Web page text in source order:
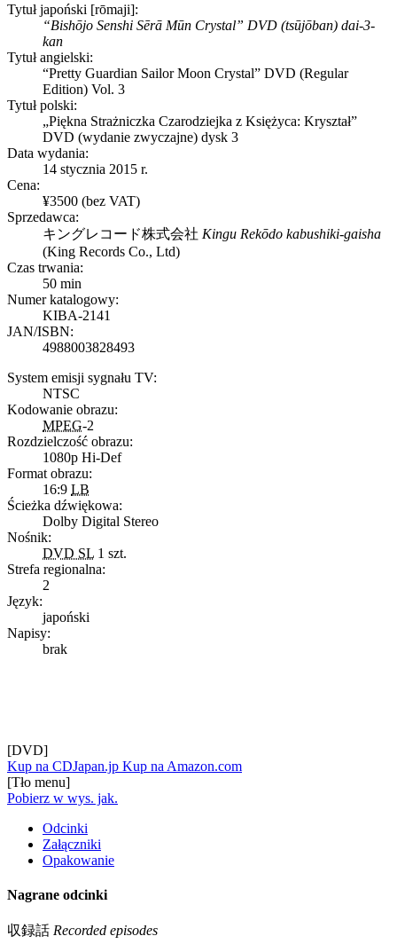
Tytuł japoński [rōmaji]:
“Bishōjo Senshi Sērā Mūn Crystal” DVD (tsūjōban) dai-3-
kan
Tytuł angielski:
“Pretty Guardian Sailor Moon Crystal” DVD (Regular
Edition) Vol. 3
Tytuł polski:
„Piękna Strażniczka Czarodziejka z Księżyca: Kryształ”
DVD (wydanie zwyczajne) dysk 3
Data wydania:
14 stycznia 2015 r.
Cena:
¥3500 (bez VAT)
Sprzedawca:
キングレコード株式会社 Kingu Rekōdo kabushiki-gaisha
(King Records Co., Ltd)
Czas trwania:
50 min
Numer katalogowy:
KIBA-2141
JAN/ISBN:
4988003828493
System emisji sygnału TV:
NTSC
Kodowanie obrazu:
MPEG-2
Rozdzielczość obrazu:
1080p Hi-Def
Format obrazu:
16:9 LB
Ścieżka dźwiękowa:
Dolby Digital Stereo
Nośnik:
DVD SL 1 szt.
Strefa regionalna:
2
Język:
japoński
Napisy:
brak
[DVD]
Kup na CDJapan.jp Kup na Amazon.com
[Tło menu]
Pobierz w wys. jak.
Odcinki
Załączniki
Opakowanie
Nagrane odcinki
収録話 Recorded episodes